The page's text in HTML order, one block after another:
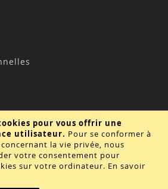
pour vous offrir une
utilisateur. Pour se conformer à
la vie privée, nous
votre consentement pour
sur votre ordinateur. En savoir